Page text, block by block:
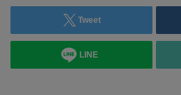
Tweet
LINE